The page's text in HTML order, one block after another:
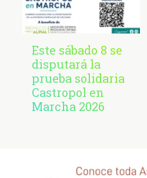
Este sábado 8 se
disputará la
prueba solidaria
Castropol en
Marcha 2026